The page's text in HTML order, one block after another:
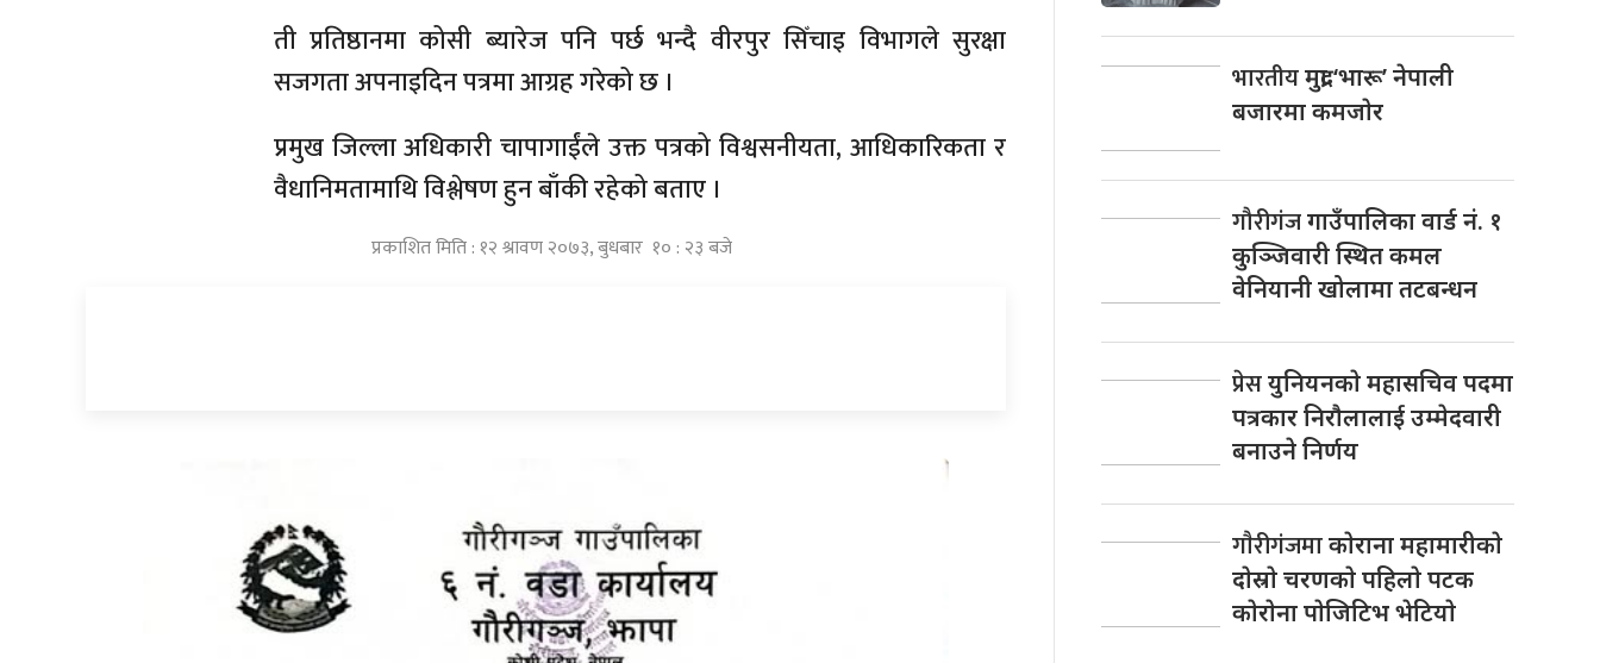
ती प्रतिष्ठानमा कोसी ब्यारेज पनि पर्छ भन्दै वीरपुर सिँचाइ विभागले सुरक्षा
सजगता अपनाइदिन पत्रमा आग्रह गरेको छ ।
प्रमुख जिल्ला अधिकारी चापागाईंले उक्त पत्रको विश्वसनीयता, आधिकारिकता र
वैधानिमतामाथि विश्लेषण हुन बाँकी रहेको बताए ।
प्रकाशित मिति : १२ श्रावण २०७३, बुधबार १० : २३ बजे
भारतीयमुद्रा ‘भारू’ नेपाली
बजारमा कमजाेर
गौरीगंजगाउँपालिका वार्ड नं. १
कुञ्जिवारी स्थित कमल
वेनियानी खोलामा तटबन्धन
प्रेसयुनियनकाे महासचिव पदमा
पत्रकार निराैलालाई उम्मेदवारी
बनाउने निर्णय
गाैरीगंजमाकाेराना महामारीकाे
दाेस्राे चरणकाे पहिलाे पटक
काेराेना पाेजिटिभ भेटियाे